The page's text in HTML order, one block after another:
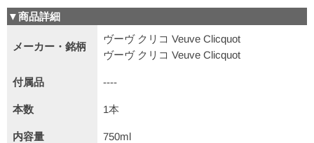
▼商品詳細
メーカー・銘柄
ヴーヴ クリコ Veuve Clicquot
ヴーヴ クリコ Veuve Clicquot
付属品 ----
本数 1本
内容量 750ml